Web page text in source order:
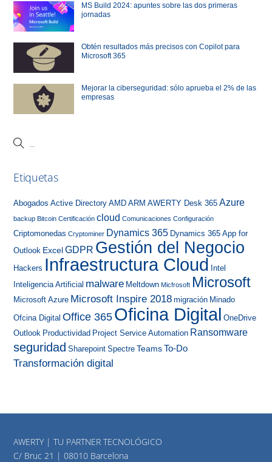
MS Build 2024: apuntes sobre las dos primeras
jornadas
Obtén resultados más precisos con Copilot para
Microsoft 365
Mejorar la ciberseguridad: sólo aprueba el 2% de las
empresas
Etiquetas
Abogados Active Directory AMD ARM AWERTY Desk 365 Azure
backup Bitcoin Certificación cloud Comunicaciones Configuración
Criptomonedas Cryptominer Dynamics 365 Dynamics 365 App for
Outlook Excel GDPR Gestión del Negocio
Hackers Infraestructura Cloud Intel
Inteligencia Artificial malware Meltdown Micfrosoft Microsoft
Microsoft Azure Microsoft Inspire 2018 migración Minado
Ofcina Digital Office 365 Oficina Digital OneDrive
Outlook Productividad Project Service Automation Ransomware
seguridad Sharepoint Spectre Teams To-Do
Transformación digital
AWERTY | TU PARTNER TECNOLÓGICO
C/ Bruc 21 | 08010 Barcelona